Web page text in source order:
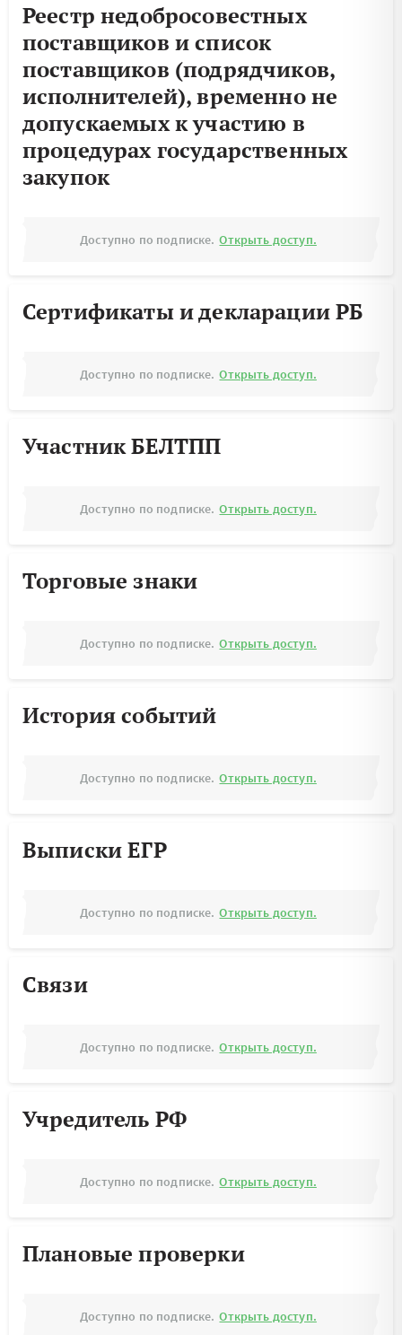
Реестр недобросовестных
поставщиков и список
поставщиков (подрядчиков,
исполнителей), временно не
допускаемых к участию в
процедурах государственных
закупок
Доступно по подписке. Открыть доступ.
Сертификаты и декларации РБ
Доступно по подписке. Открыть доступ.
Участник БЕЛТПП
Доступно по подписке. Открыть доступ.
Торговые знаки
Доступно по подписке. Открыть доступ.
История событий
Доступно по подписке. Открыть доступ.
Выписки ЕГР
Доступно по подписке. Открыть доступ.
Связи
Доступно по подписке. Открыть доступ.
Учредитель РФ
Доступно по подписке. Открыть доступ.
Плановые проверки
Доступно по подписке. Открыть доступ.